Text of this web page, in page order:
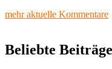
mehr aktuelle Kommentare
Beliebte Beiträge